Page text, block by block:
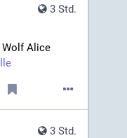
3 Std.
Wolf Alice
3 Std.